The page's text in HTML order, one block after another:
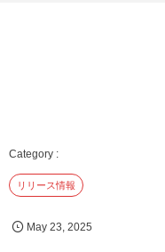
リリース情報
May 23, 2025